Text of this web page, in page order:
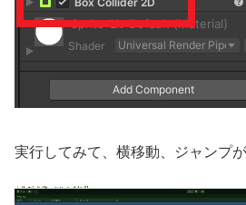
実行してみて、横移動、ジャンプが